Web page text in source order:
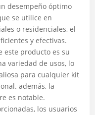
desempeño óptimo
se utilice en
o residenciales, el
y efectivas.
este producto es su
variedad de usos, lo
para cualquier kit
además, la
es notable.
los usuarios